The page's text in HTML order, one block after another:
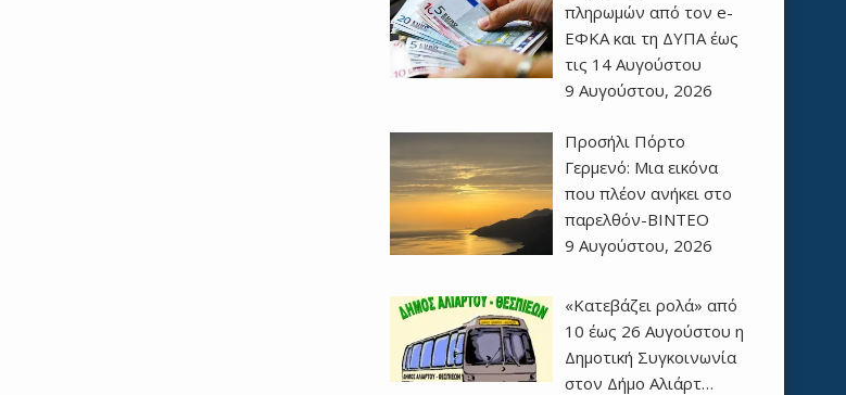
πληρωμών από τον e-
ΕΦΚΑ και τη ΔΥΠΑ έως
τις 14 Αυγούστου
9 Αυγούστου, 2026
Προσήλι Πόρτο
Γερμενό: Μια εικόνα
που πλέον ανήκει στο
παρελθόν-ΒΙΝΤΕΟ
9 Αυγούστου, 2026
«Κατεβάζει ρολά» από
10 έως 26 Αυγούστου η
Δημοτική Συγκοινωνία
στον Δήμο Αλιάρτ…